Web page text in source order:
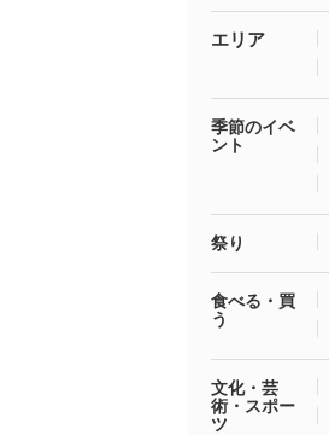
エリア
季節のイベ
ント
祭り
食べる・買
う
文化・芸
術・スポー
ツ